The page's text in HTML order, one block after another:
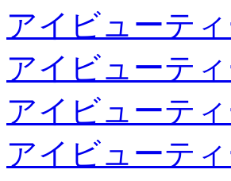
アイビューテ
アイビューテ
アイビューテ
アイビューテ